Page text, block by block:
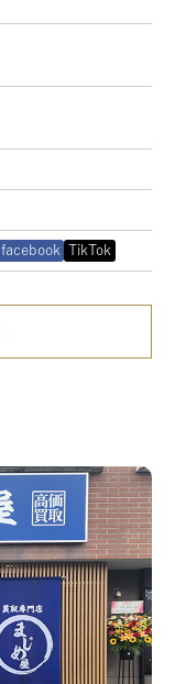
facebook TikTok